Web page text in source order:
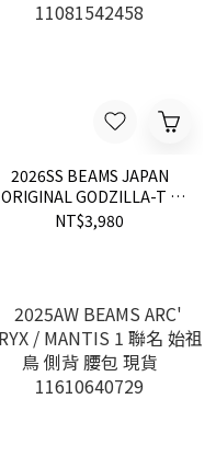
2026SS BEAMS JAPAN
ORIGINAL GODZILLA-T 2
聯名 正面 哥吉拉 限定 短T
NT$3,980